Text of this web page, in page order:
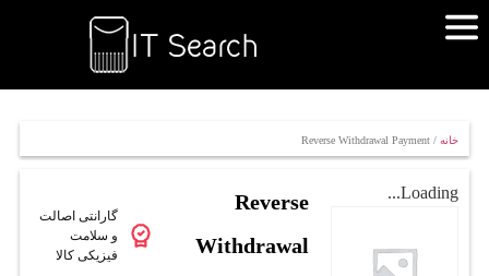
خانه/ Reverse Withdrawal Payment
Loading...
Reverse
Withdrawal
گارانتی اصالت
و سلامت
فیزیکی کالا